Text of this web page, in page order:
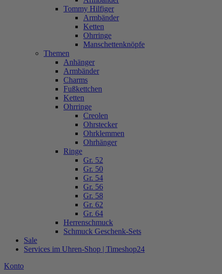
Tommy Hilfiger
Armbänder
Ketten
Ohrringe
Manschettenknöpfe
Themen
Anhänger
Armbänder
Charms
Fußkettchen
Ketten
Ohrringe
Creolen
Ohrstecker
Ohrklemmen
Ohrhänger
Ringe
Gr. 52
Gr. 50
Gr. 54
Gr. 56
Gr. 58
Gr. 62
Gr. 64
Herrenschmuck
Schmuck Geschenk-Sets
Sale
Services im Uhren-Shop | Timeshop24
Konto